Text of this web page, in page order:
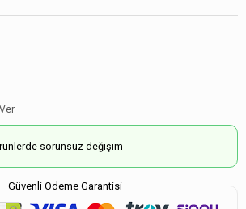
sorunsuz değişim
Güvenli Ödeme Garantisi